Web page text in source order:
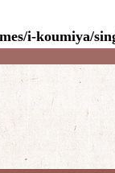
i-koumiya/